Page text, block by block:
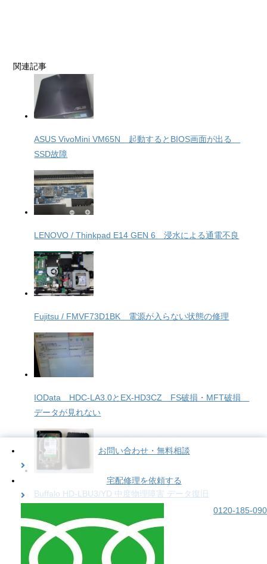
関連記事
ASUS VivoMini VM65N 起動するとBIOS画面が出る
SSD故障
LENOVO / Thinkpad E14 GEN 6 浸水による通電不良
Fujitsu / FMVF73D1BK 電源が入らない状態の修理
IOData HDC-LA3.0とEX-HD3CZ FS破損・MFT破損
データが見れない
Buffalo HD-LBU3/YD 中度物理障害 データ復旧
お問い合わせ・無料相談
宅配修理を依頼する
0120-185-090